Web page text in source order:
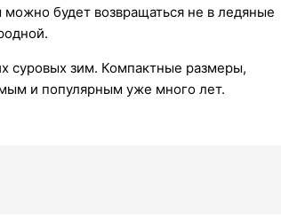
будет возвращаться не в ледяные
суровых зим. Компактные размеры,
и популярным уже много лет.